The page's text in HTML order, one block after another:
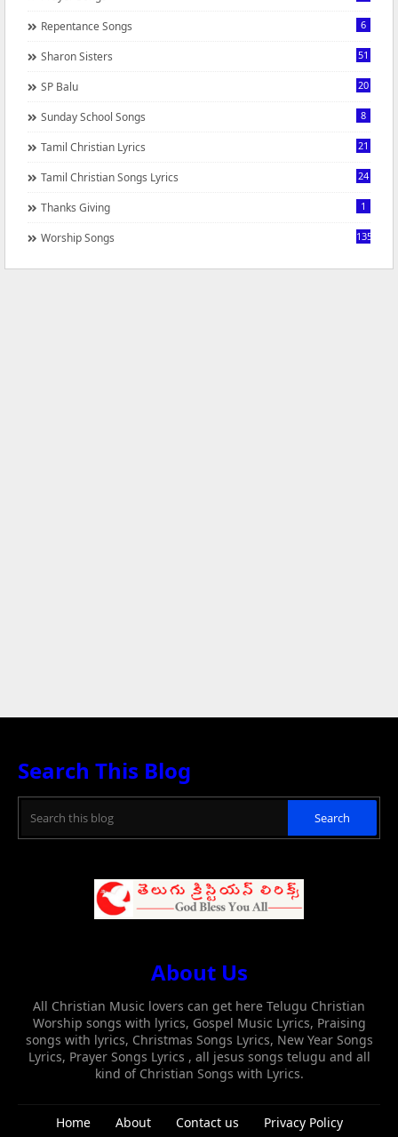
Repentance Songs 6
Sharon Sisters 51
SP Balu 20
Sunday School Songs 8
Tamil Christian Lyrics 21
Tamil Christian Songs Lyrics 24
Thanks Giving 1
Worship Songs 1350
Search This Blog
About Us
All Christian Music lovers can get here Telugu Christian
Worship songs with lyrics, Gospel Music Lyrics, Praising
songs with lyrics, Christmas Songs Lyrics, New Year Songs
Lyrics, Prayer Songs Lyrics , all jesus songs telugu and all
kind of Christian Songs with Lyrics.
Home About Contact us
Privacy Policy